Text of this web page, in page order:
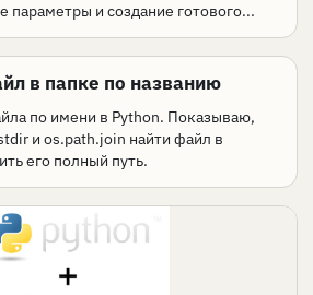
параметры и создание готового...
в папке по названию
по имени в Python. Показываю,
и os.path.join найти файл в
его полный путь.